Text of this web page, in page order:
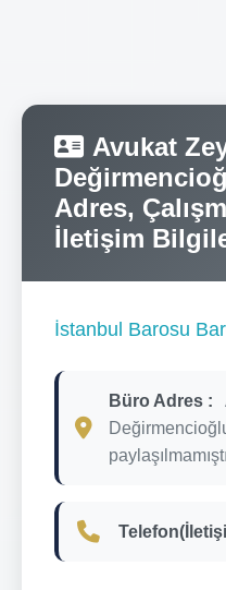
Avukat
Adres,
İletişim
İstanbul Barosu
Büro Adres :